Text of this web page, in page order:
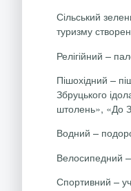
Сільський
туризму
Релігійний –
Пішохідний –
Збруцького
штолень», «До
Водний –
Велосипедний
Спортивний –